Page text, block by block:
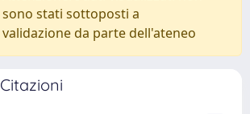
sono stati sottoposti a
validazione da parte dell'ateneo
Citazioni